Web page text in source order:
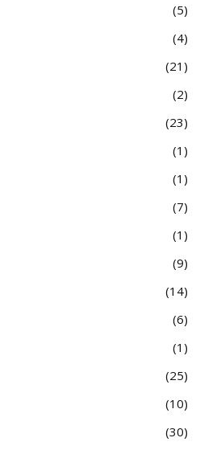
5
4
21
2
23
1
1
7
1
9
14
6
1
25
10
30